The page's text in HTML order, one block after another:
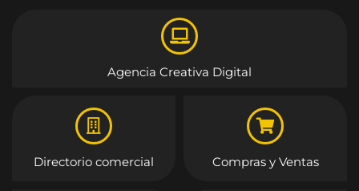
Agencia Creativa Digital
Directorio comercial Compras y Ventas